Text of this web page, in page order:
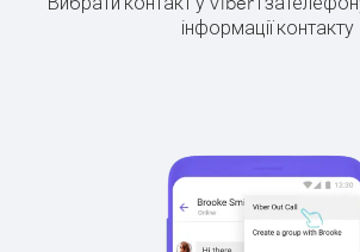
інформації контакту